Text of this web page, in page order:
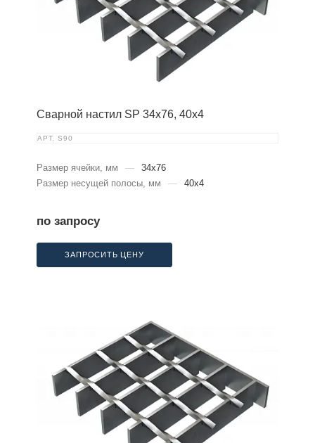
Сварной настил SP 34х76, 40х4
АРТ. S90
Размер ячейки, мм —
34x76
Размер несущей полосы, мм
— 40x4
по запросу
ЗАПРОСИТЬ ЦЕНУ